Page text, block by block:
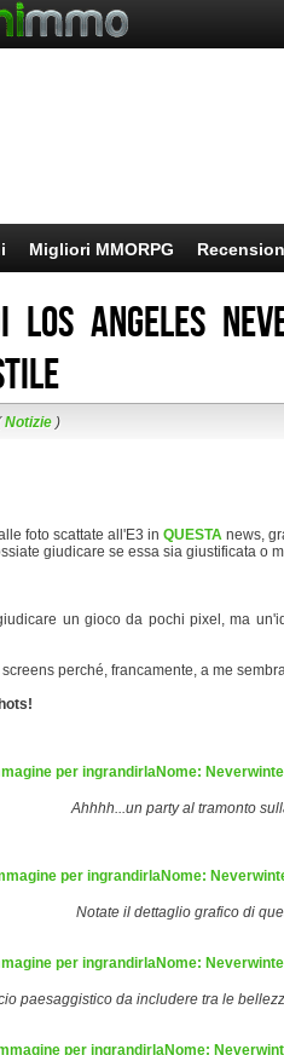
Migliori MMORPG
Los Angeles
Notizie )
foto scattate all'E3 in QUESTA news,
giudicare se essa sia giustificata o
un gioco da pochi pixel, ma
perché, francamente, a me
Ahhhh...un party al tramonto
Notate il dettaglio grafico di
paesaggistico da includere tra le